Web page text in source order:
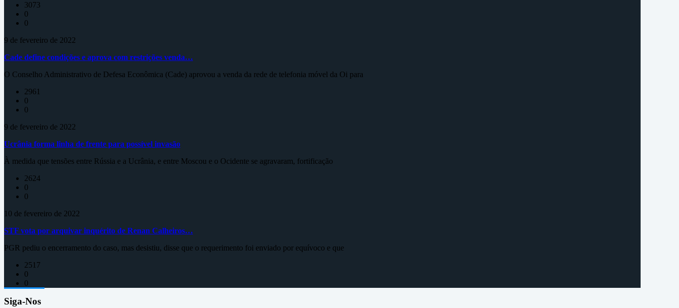
3073
0
0
9 de fevereiro de 2022
Cade define condições e aprova com restrições venda…
O Conselho Administrativo de Defesa Econômica (Cade) aprovou a venda da rede de telefonia móvel da Oi para
2961
0
0
9 de fevereiro de 2022
Ucrânia forma linha de frente para possível invasão
À medida que tensões entre Rússia e a Ucrânia, e entre Moscou e o Ocidente se agravaram, fortificação
2624
0
0
10 de fevereiro de 2022
STF vota por arquivar inquérito de Renan Calheiros…
PGR pediu o encerramento do caso, mas desistiu, disse que o requerimento foi enviado por equívoco e que
2517
0
0
Siga-Nos